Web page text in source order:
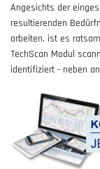
Angesichts der
resultierenden
arbeiten, ist es
TechScan Modul
identifiziert - neben